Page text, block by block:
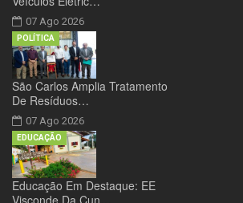
07 Ago 2026
São Carlos Amplia Tratamento
De Resíduos…
07 Ago 2026
POLÍTICA
Educação Em Destaque: EE
EDUCAÇÃO